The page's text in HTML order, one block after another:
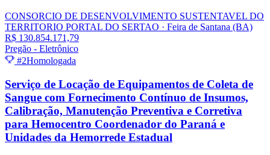
CONSORCIO DE DESENVOLVIMENTO SUSTENTAVEL DO
TERRITORIO PORTAL DO SERTAO · Feira de Santana (BA)
R$ 130.854.171,79
Pregão - Eletrônico
#2Homologada
Serviço de Locação de Equipamentos de Coleta de
Sangue com Fornecimento Contínuo de Insumos,
Calibração, Manutenção Preventiva e Corretiva
para Hemocentro Coordenador do Paraná e
Unidades da Hemorrede Estadual